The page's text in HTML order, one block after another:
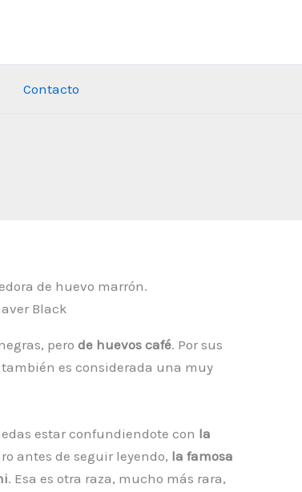
Contacto
Black
pero de huevos café. Por sus
es considerada una muy
estar confundiendote con la
antes de seguir leyendo, la famosa
. Esa es otra raza, mucho más rara,